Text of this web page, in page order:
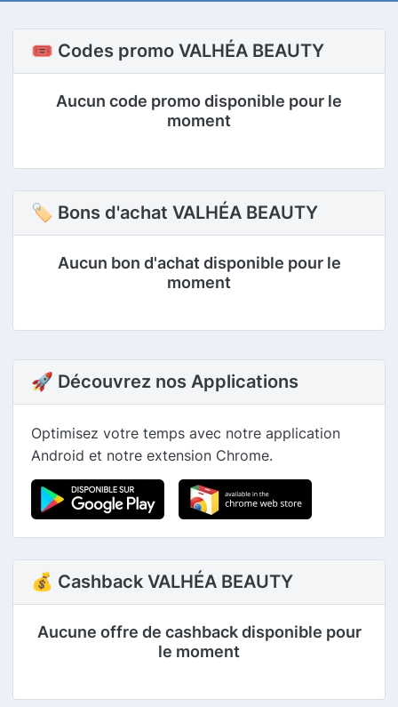
🎟️ Codes promo VALHÉA BEAUTY
Aucun code promo disponible pour le
moment
🏷 Bons d'achat VALHÉA BEAUTY
Aucun bon d'achat disponible pour le
moment
🚀 Découvrez nos Applications
Optimisez votre temps avec notre application
Android et notre extension Chrome.
💰 Cashback VALHÉA BEAUTY
Aucune offre de cashback disponible pour
le moment